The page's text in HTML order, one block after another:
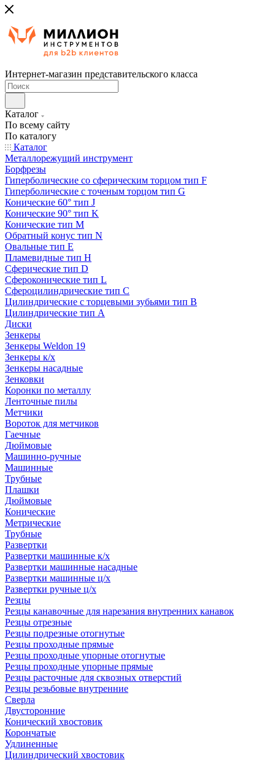
Интернет-магазин представительского класса
Каталог
По всему сайту
По каталогу
Каталог
Металлорежущий инструмент
Борфрезы
Гиперболические cо сферическим торцом тип F
Гиперболические с точеным торцом тип G
Конические 60° тип J
Конические 90° тип K
Конические тип M
Обратный конус тип N
Овальные тип E
Пламевидные тип H
Сферические тип D
Сфероконические тип L
Сфероцилиндрические тип C
Цилиндрические с торцевыми зубьями тип B
Цилиндрические тип А
Диски
Зенкеры
Зенкеры Weldon 19
Зенкеры к/х
Зенкеры насадные
Зенковки
Коронки по металлу
Ленточные пилы
Метчики
Вороток для метчиков
Гаечные
Дюймовые
Машинно-ручные
Машинные
Трубные
Плашки
Дюймовые
Конические
Метрические
Трубные
Развертки
Развертки машинные к/х
Развертки машинные насадные
Развертки машинные ц/х
Развертки ручные ц/х
Резцы
Резцы канавочные для нарезания внутренних канавок
Резцы отрезные
Резцы подрезные отогнутые
Резцы проходные прямые
Резцы проходные упорные отогнутые
Резцы проходные упорные прямые
Резцы расточные для сквозных отверстий
Резцы резьбовые внутренние
Сверла
Двусторонние
Конический хвостовик
Корончатые
Удлиненные
Цилиндрический хвостовик